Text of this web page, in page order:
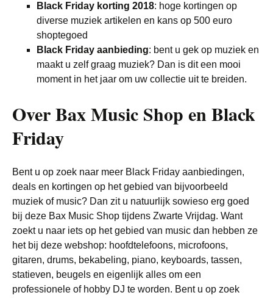
Black Friday korting 2018: hoge kortingen op
diverse muziek artikelen en kans op 500 euro
shoptegoed
Black Friday aanbieding: bent u gek op muziek en
maakt u zelf graag muziek? Dan is dit een mooi
moment in het jaar om uw collectie uit te breiden.
Over Bax Music Shop en Black
Friday
Bent u op zoek naar meer Black Friday aanbiedingen,
deals en kortingen op het gebied van bijvoorbeeld
muziek of music? Dan zit u natuurlijk sowieso erg goed
bij deze Bax Music Shop tijdens Zwarte Vrijdag. Want
zoekt u naar iets op het gebied van music dan hebben ze
het bij deze webshop: hoofdtelefoons, microfoons,
gitaren, drums, bekabeling, piano, keyboards, tassen,
statieven, beugels en eigenlijk alles om een
professionele of hobby DJ te worden. Bent u op zoek